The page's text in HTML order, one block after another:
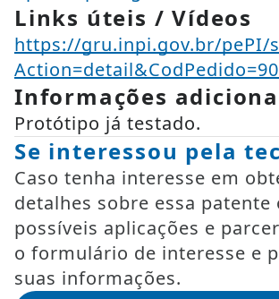
Links úteis / Vídeos
https://gru.inpi.gov.br/pePI/
Informações
Protótipo já testado.
Se interessou pela
Caso tenha interesse em
detalhes sobre essa
possíveis aplicações e
o formulário de interesse e
suas informações.